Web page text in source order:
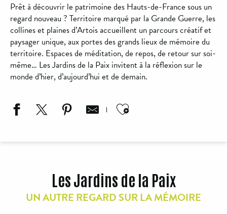
Prêt à découvrir le patrimoine des Hauts-de-France sous un
regard nouveau ? Territoire marqué par la Grande Guerre, les
collines et plaines d’Artois accueillent un parcours créatif et
paysager unique, aux portes des grands lieux de mémoire du
territoire. Espaces de méditation, de repos, de retour sur soi-
même… Les Jardins de la Paix invitent à la réflexion sur le
monde d’hier, d’aujourd’hui et de demain.
Ajouter aux
Les Jardins de la Paix
UN AUTRE REGARD SUR LA MÉMOIRE